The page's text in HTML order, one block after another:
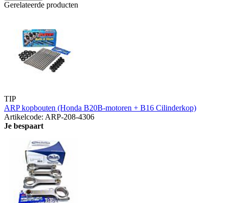
Gerelateerde producten
TIP
ARP kopbouten (Honda B20B-motoren + B16 Cilinderkop)
Artikelcode: ARP-208-4306
Je bespaart